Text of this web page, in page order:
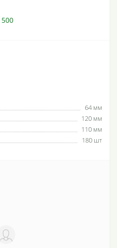
500
64 мм
120 мм
110 мм
180 шт